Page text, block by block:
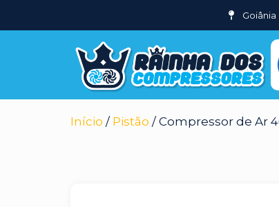
Goiânia
Início / Pistão / Compressor de Ar